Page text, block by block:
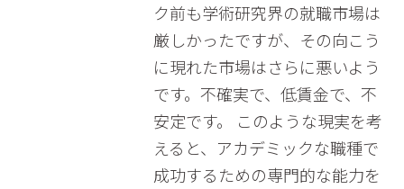
ク前も学術研究界の就職市場は
厳しかったですが、その向こう
に現れた市場はさらに悪いよう
です。不確実で、低賃金で、不
安定です。 このような現実を考
えると、アカデミックな職種で
成功するための専門的な能力を